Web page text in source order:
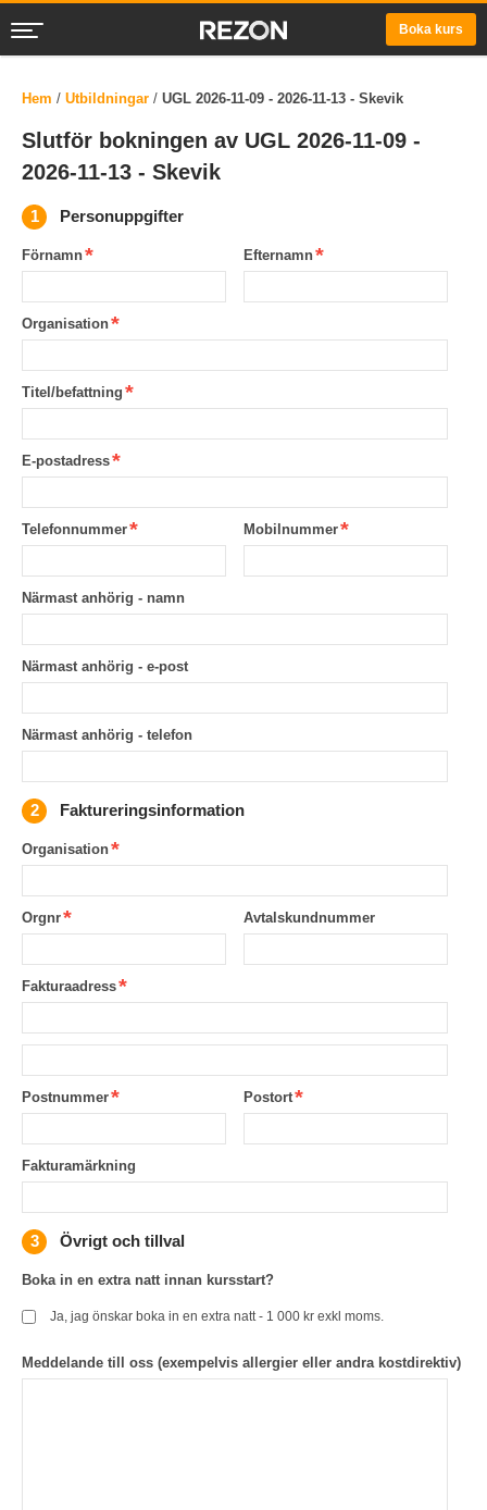
Boka kurs
Hem / Utbildningar / UGL 2026-11-09 - 2026-11-13 - Skevik
Slutför bokningen av UGL 2026-11-09 -
2026-11-13 - Skevik
Personuppgifter
Förnamn Efternamn
Organisation
Titel/befattning
E-postadress
Telefonnummer Mobilnummer
Närmast anhörig - namn
Närmast anhörig - e-post
Närmast anhörig - telefon
Faktureringsinformation
Organisation
Orgnr Avtalskundnummer
Fakturaadress
Postnummer Postort
Fakturamärkning
Övrigt och tillval
Boka in en extra natt innan kursstart?
Ja, jag önskar boka in en extra natt - 1 000 kr exkl moms.
Meddelande till oss (exempelvis allergier eller andra kostdirektiv)